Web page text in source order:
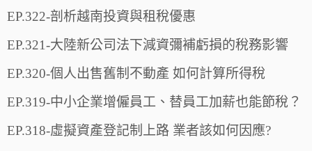
EP.322-剖析越南投資與租稅優惠
EP.321-大陸新公司法下減資彌補虧損的稅務影響
EP.320-個人出售舊制不動產 如何計算所得稅
EP.319-中小企業增僱員工、替員工加薪也能節稅？
EP.318-虛擬資產登記制上路 業者該如何因應?